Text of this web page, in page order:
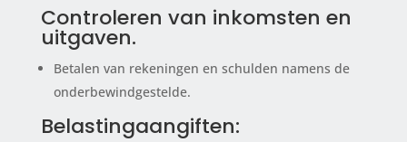
Controleren van inkomsten en
uitgaven.
Betalen van rekeningen en schulden namens de
onderbewindgestelde.
Belastingaangiften: